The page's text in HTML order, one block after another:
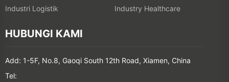
Industri Logistik
Industry Healthcare
HUBUNGI KAMI
Add: 1-5F, No.8, Gaoqi South 12th Road, Xiamen, China
Tel: